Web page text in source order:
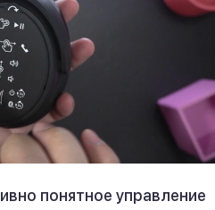
понятное управление